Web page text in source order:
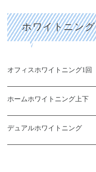
ホワイトニング
オフィスホワイトニング1回
ホームホワイトニング 上下
デュアルホワイトニング